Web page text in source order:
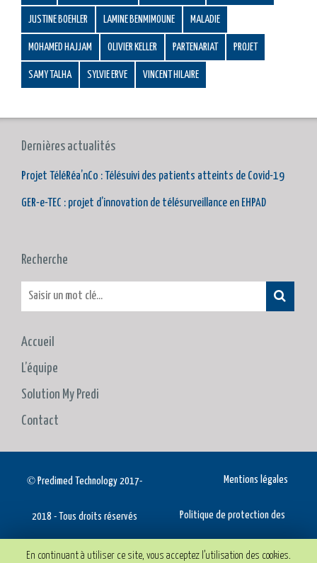
JUSTINE BOEHLER LAMINE BENMIMOUNE MALADIE
MOHAMED HAJJAM OLIVIER KELLER PARTENARIAT PROJET
SAMY TALHA SYLVIE ERVE VINCENT HILAIRE
Dernières actualités
Projet TéléRéa’nCo : Télésuivi des patients atteints de Covid-19
GER-e-TEC : projet d’innovation de télésurveillance en EHPAD
Recherche
Accueil
L’équipe
Solution My Predi
Contact
© Predimed Technology 2017-
2018 - Tous droits réservés
Mentions légales
Politique de protection des
données personnelles
En continuant à utiliser ce site, vous acceptez l’utilisation des cookies.